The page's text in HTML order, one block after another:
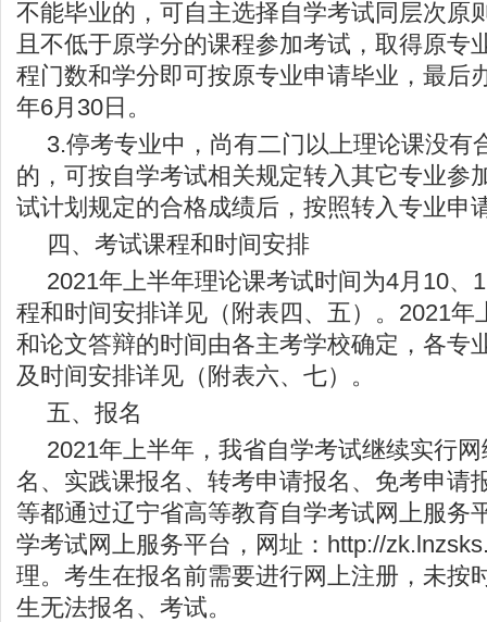
不能毕业的，可自主选择自学考试同层次原
且不低于原学分的课程参加考试，取得原专
程门数和学分即可按原专业申请毕业，最后
年6月30日。
3.停考专业中，尚有二门以上理论课没有
的，可按自学考试相关规定转入其它专业参
试计划规定的合格成绩后，按照转入专业申
四、考试课程和时间安排
2021年上半年理论课考试时间为4月10、
程和时间安排详见（附表四、五）。2021年
和论文答辩的时间由各主考学校确定，各专
及时间安排详见（附表六、七）。
五、报名
2021年上半年，我省自学考试继续实行
名、实践课报名、转考申请报名、免考申请
等都通过辽宁省高等教育自学考试网上服务
学考试网上服务平台，网址：http://
理。考生在报名前需要进行网上注册，未按
生无法报名、考试。